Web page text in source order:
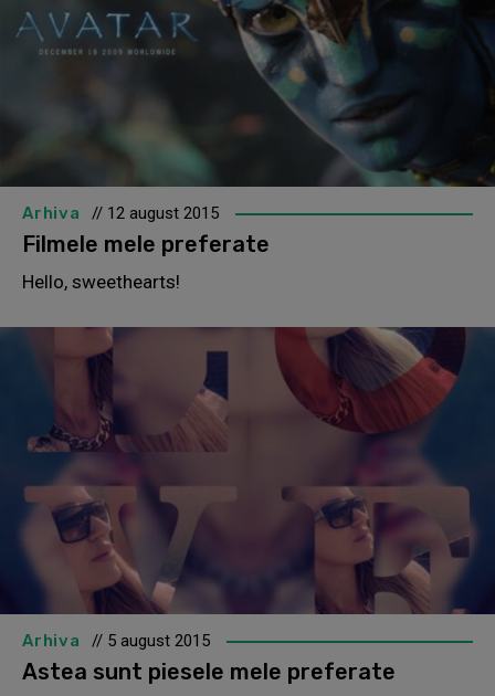
Arhiva // 12 august 2015
Filmele mele preferate
Hello, sweethearts!
Arhiva // 5 august 2015
Astea sunt piesele mele preferate